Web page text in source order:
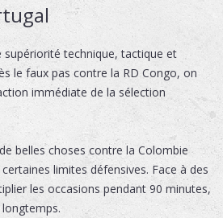
supériorité technique, tactique et
le faux pas contre la RD Congo, on
immédiate de la sélection
belles choses contre la Colombie
limites défensives. Face à des
les occasions pendant 90 minutes,